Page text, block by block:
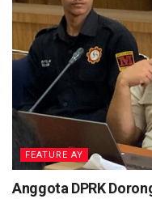
FEATURE AY
Anggota DPRK